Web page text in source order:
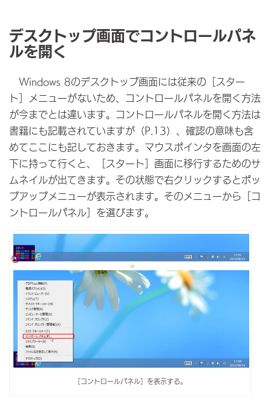
デスクトップ画面でコントロールパネ
ルを開く
Windows 8のデスクトップ画面には従来の［スター
ト］メニューがないため、コントロールパネルを開く方法
が今までとは違います。コントロールパネルを開く方法は
書籍にも記載されていますが（P.13）、確認の意味も含
めてここにも記しておきます。マウスポインタを画面の左
下に持って行くと、［スタート］画面に移行するためのサ
ムネイルが出てきます。その状態で右クリックするとポッ
プアップメニューが表示されます。そのメニューから［コ
ントロールパネル］を選びます。
［コントロールパネル］を表示する。